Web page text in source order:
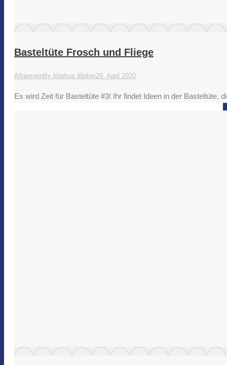
Basteltüte Frosch und Fliege
AllgemeinBy Markus Weber29. April 2020
Es wird Zeit für Basteltüte #3! Ihr findet Ideen in der Basteltüte,